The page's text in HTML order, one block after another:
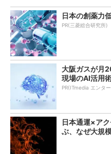
日本の創薬力
PR(三菱総合研究所)
大阪ガスが月
現場のAI活用
PR(ITmedia エンタ
日本通運×ア
ぶ、なぜ大規